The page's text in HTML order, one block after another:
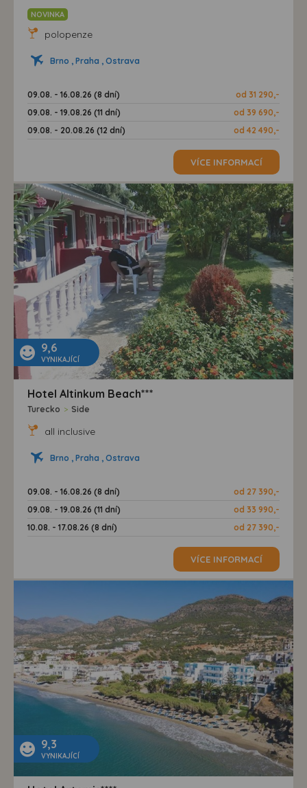
NOVINKA
polopenze
Brno , Praha , Ostrava
09.08. - 16.08.26 (8 dní)
od 31 290,-
09.08. - 19.08.26 (11 dní)
od 39 690,-
09.08. - 20.08.26 (12 dní)
od 42 490,-
VÍCE INFORMACÍ
9,6
VYNIKAJÍCÍ
Hotel Altinkum Beach***
Turecko > Side
all inclusive
Brno , Praha , Ostrava
09.08. - 16.08.26 (8 dní)
od 27 390,-
09.08. - 19.08.26 (11 dní)
od 33 990,-
10.08. - 17.08.26 (8 dní)
od 27 390,-
VÍCE INFORMACÍ
9,3
VYNIKAJÍCÍ